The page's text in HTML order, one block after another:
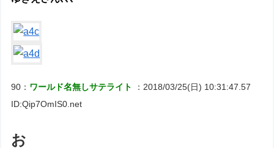
90： ワールド名無しサテライト
：2018/03/25(日) 10:31:47.57
ID:Qip7OmIS0.net
お